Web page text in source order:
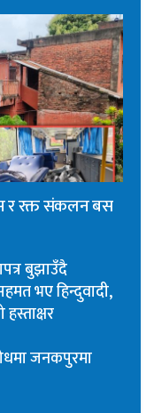
र रक्त संकलन बस
बुझाउँदै
भए हिन्दुवादी,
जनकपुरमा